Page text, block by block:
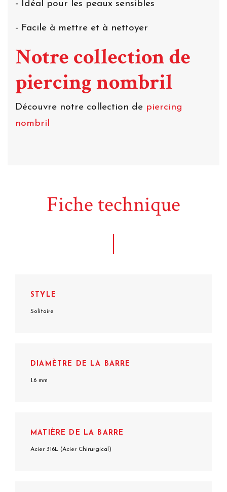
- Idéal pour les peaux sensibles
- Facile à mettre et à nettoyer
Notre collection de
piercing nombril
Découvre notre collection de piercing
nombril
Fiche technique
STYLE
Solitaire
DIAMÈTRE DE LA BARRE
1.6 mm
MATIÈRE DE LA BARRE
Acier 316L (Acier Chirurgical)